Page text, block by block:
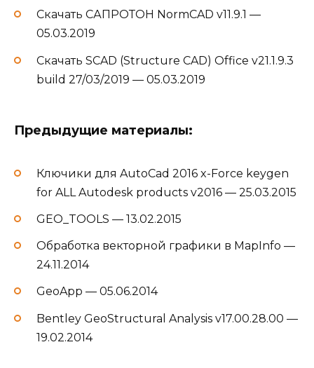
Скачать САПРОТОН NormCAD v11.9.1 —
05.03.2019
Скачать SCAD (Structure CAD) Office v21.1.9.3
build 27/03/2019 — 05.03.2019
Предыдущие материалы:
Ключики для AutoCad 2016 x-Force keygen
for ALL Autodesk products v2016 — 25.03.2015
GEO_TOOLS — 13.02.2015
Обработка векторной графики в MapInfo —
24.11.2014
GeoApp — 05.06.2014
Bentley GeoStructural Analysis v17.00.28.00 —
19.02.2014